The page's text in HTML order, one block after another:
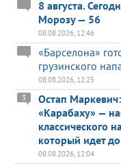
8 августа.
Морозу — 56
08.08.2026, 12:46
«Барселона»
грузинского
08.08.2026, 12:25
Остап
«Карабаху» —
классического
который идет
3
08.08.2026, 12:04